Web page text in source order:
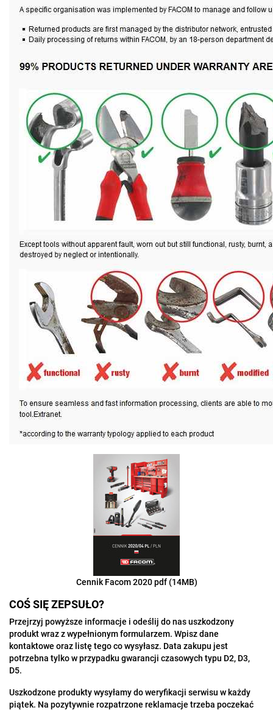
Cennik Facom 2020 pdf (14MB)
COŚ SIĘ ZEPSUŁO?
Przejrzyj powyższe informacje i odeślij do nasuszkodzony
produkt wraz z wypełnionym formularzem. Wpisz dane
kontaktowe oraz listę tego co wysyłasz. Data zakupu jest
potrzebna tylko w przypadku gwarancji czasowych typu D2, D3,
D5.
Uszkodzone produkty wysyłamy do weryfikacji serwisu w każdy
piątek. Na pozytywnie rozpatrzone reklamacje trzeba poczekać